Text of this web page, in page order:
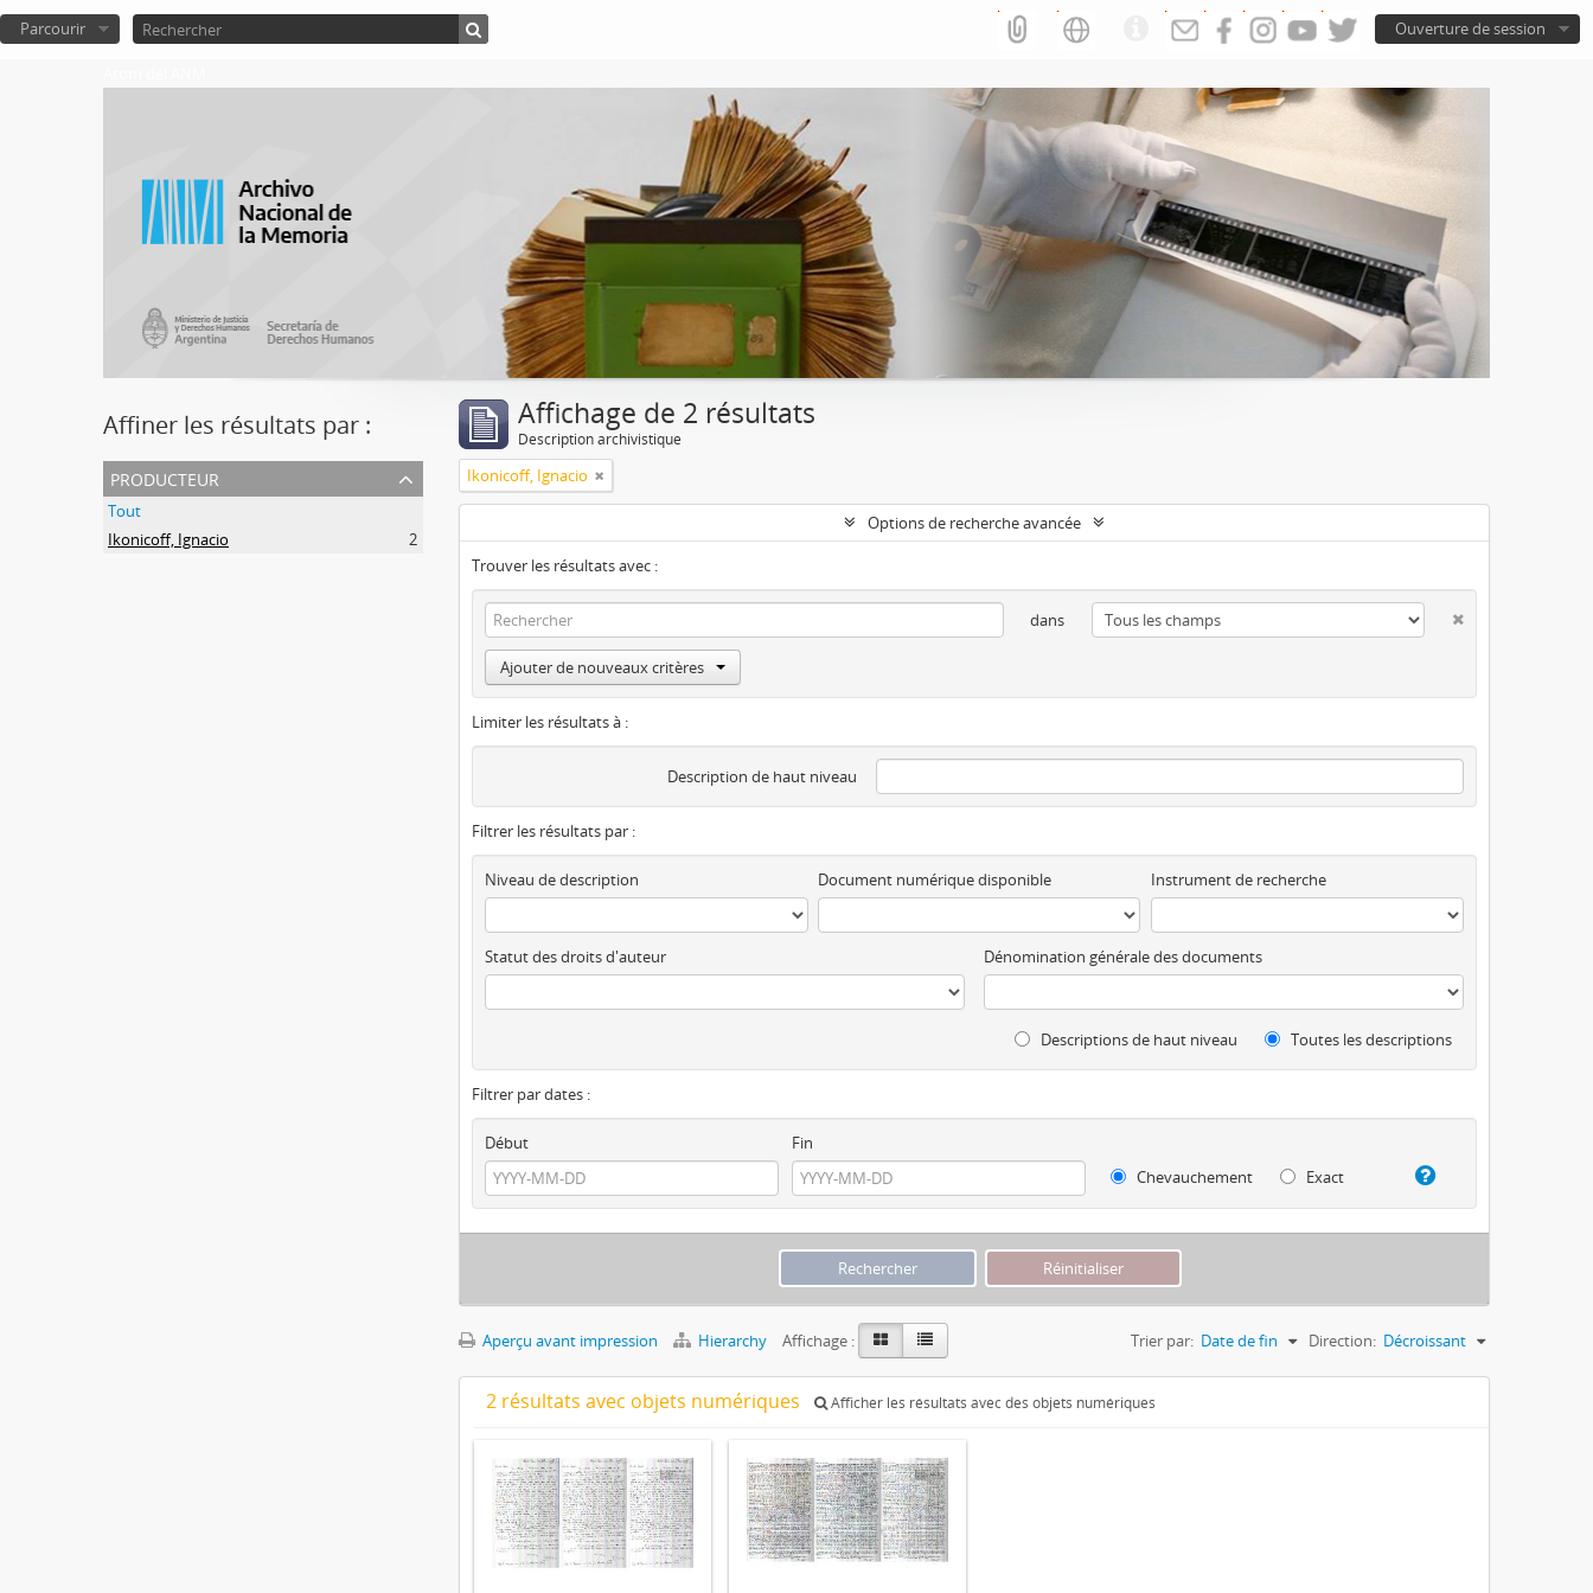
Ouverture de session
Parcourir
Affiner les résultats par :
producteur
Tout
Ikonicoff, Ignacio
2
Affichage de 2 résultats
Description archivistique
Ikonicoff, Ignacio
Options de recherche avancée
Trouver les résultats avec :
dans
Ajouter de nouveaux critères
Limiter les résultats à :
Description de haut niveau
Filtrer les résultats par :
Niveau de description Document numérique disponible Instrument de recherche
Statut des droits d'auteur Dénomination générale des documents
Descriptions de haut niveau Toutes les descriptions
Filtrer par dates :
Début
Fin
Chevauchement
Exact
Aperçu avant impression Hierarchy Affichage : Trier par: Date de fin Direction: Décroissant
2 résultats avec objets numériques Afficher les résultats avec des objets numériques